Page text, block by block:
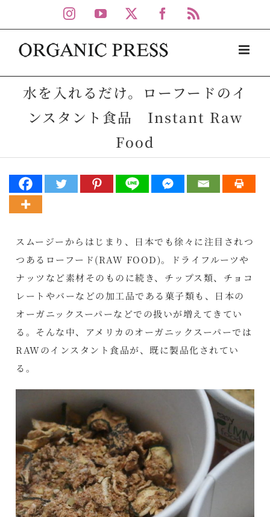
to
content
Instagram
YouTube Facebook
水を入れるだけ。ローフードのイ
ンスタント食品 Instant Raw
Food
スムージーからはじまり、日本でも徐々に注目されつ
つあるローフード(RAW FOOD)。ドライフルーツや
ナッツなど素材そのものに続き、チップス類、チョコ
レートやバーなどの加工品である菓子類も、日本の
オーガニックスーパーなどでの扱いが増えてきてい
る。そんな中、アメリカのオーガニックスーパーでは
RAWのインスタント食品が、既に製品化されてい
る。